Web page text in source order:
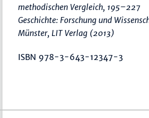
methodischen Vergleich, 195–227
Geschichte: Forschung und
Münster, LIT Verlag (2013)
ISBN 978-3-643-12347-3